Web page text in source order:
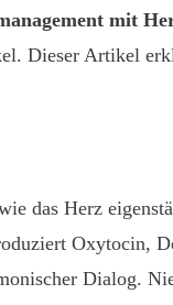
mit
Dieser Artikel
das Herz
Oxytocin,
Dialog.